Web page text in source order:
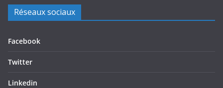
Réseaux sociaux
Facebook
Twitter
Linkedin